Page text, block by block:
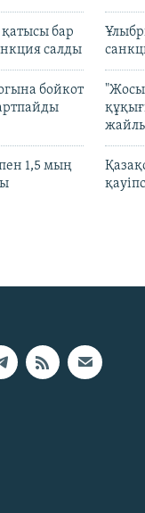
бар
салды
бойкот
1,5 мың